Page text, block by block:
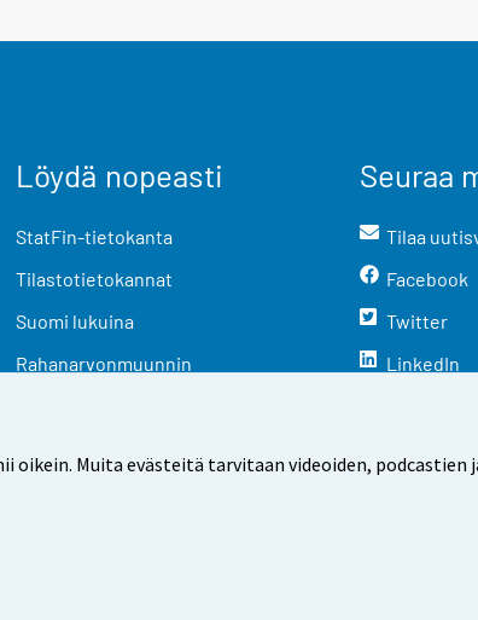
Muita evästeitä tarvitaan videoiden, podcastien
Löydä nopeasti
StatFin-tietokanta
Tilastotietokannat
Suomi lukuina
Rahanarvonmuunnin
Seuraa
Tilaa
Facebook
Twitter
LinkedIn